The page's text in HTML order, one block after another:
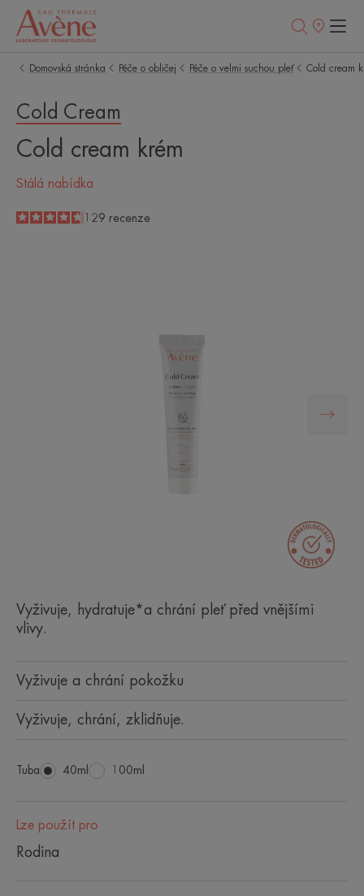
Prodejní
Domovská stránka Péče o obličej Péče o velmi suchou pleť Cold cream
Cold Cream
Cold cream krém
Stálá nabídka
4.6
/5129 recenze
Vyživuje, hydratuje*a chrání pleť před vnějšími
vlivy.
Vyživuje a chrání pokožku
Vyživuje, chrání, zklidňuje.
Tuba Tuba
40ml Tuba
100ml
Lze použít pro
Rodina